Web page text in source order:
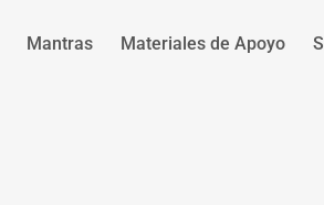
Mantras Materiales de Apoyo